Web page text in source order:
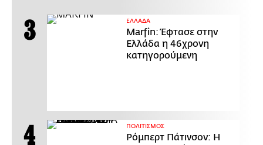
ΕΛΛΑΔΑ
Marfin: Έφτασε στην
Ελλάδα η 46χρονη
κατηγορούμενη
ΠΟΛΙΤΙΣΜΟΣ
Ρόμπερτ Πάτινσον: Η